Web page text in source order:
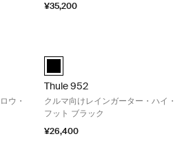
¥35,200
ウ・
black (selected)
Thule 952
クルマ向けレインガーター・ハイ・
フット ブラック
¥26,400